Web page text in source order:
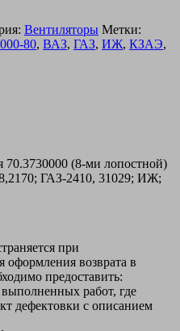
Вентиляторы Метки:
80, ВАЗ, ГАЗ, ИЖ, КЗАЭ,
70.3730000 (8-ми лопостной)
ГАЗ-2410, 31029; ИЖ;
при
оформления возврата в
предоставить:
работ, где
дефектовки с описанием